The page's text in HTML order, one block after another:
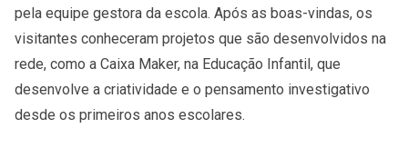
pela equipe gestora da escola. Após as boas-vindas, os
visitantes conheceram projetos que são desenvolvidos na
rede, como a Caixa Maker, na Educação Infantil, que
desenvolve a criatividade e o pensamento investigativo
desde os primeiros anos escolares.